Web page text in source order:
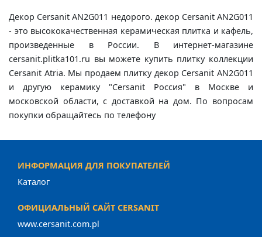
Декор Cersanit AN2G011 недорого. декор Cersanit AN2G011
- это высококачественная керамическая плитка и кафель,
произведенные в России. В интернет-магазине
cersanit.plitka101.ru вы можете купить плитку коллекции
Cersanit Atria. Мы продаем плитку декор Cersanit AN2G011
и другую керамику "Cersanit Россия" в Москве и
московской области, с доставкой на дом. По вопросам
покупки обращайтесь по телефону
ИНФОРМАЦИЯ ДЛЯ ПОКУПАТЕЛЕЙ
Каталог
ОФИЦИАЛЬНЫЙ САЙТ CERSANIT
www.cersanit.com.pl